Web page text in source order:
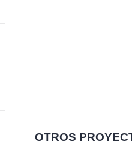
OTROS